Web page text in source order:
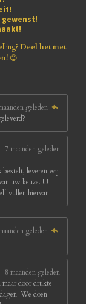
Deel het met
😊
geleden
7 maanden geleden
bestelt, leveren wij
uw keuze. U
vullen hiervan.
geleden
8 maanden geleden
door drukte
We doen